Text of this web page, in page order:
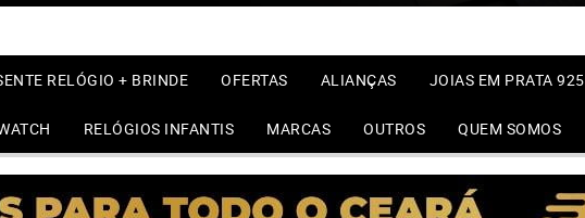
RELÓGIO + BRINDE OFERTAS ALIANÇAS JOIAS EM PRATA 925
RELÓGIOS INFANTIS MARCAS OUTROS QUEM SOMOS